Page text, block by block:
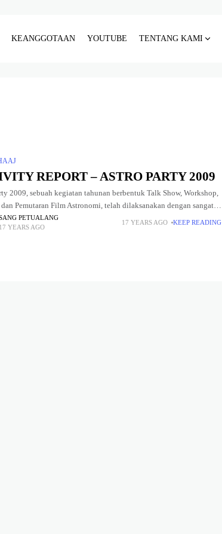
KEANGGOTAAN YOUTUBE TENTANG KAMI
REPORT – ASTRO PARTY 2009
2009, sebuah kegiatan tahunan berbentuk Talk Show, Workshop,
dan Pemutaran Film Astronomi, telah dilaksanakan dengan sangat
Komite Astro Party 2009. Kegiatan yang untuk tahun ini
PETUALANG
17 YEARS AGO
17 YEARS AGO KEEP READING